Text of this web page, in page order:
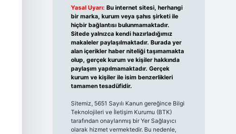
Yasal Uyarı: Bu internet sitesi, herhangi
bir marka, kurum veya şahıs şirketi ile
hiçbir bağlantısı bulunmamaktadır.
Sitede yalnızca kendi hazırladığımız
makaleler paylaşılmaktadır. Burada yer
alan içerikler haber niteliği taşımamakta
olup, gerçek kurum ve kişiler hakkında
paylaşım yapılmamaktadır. Gerçek
kurum ve kişiler ile isim benzerlikleri
tamamen tesadüfidir.
Sitemiz, 5651 Sayılı Kanun gereğince Bilgi
Teknolojileri ve İletişim Kurumu (BTK)
tarafından onaylanmış bir Yer Sağlayıcı
olarak hizmet vermektedir. Bu nedenle,